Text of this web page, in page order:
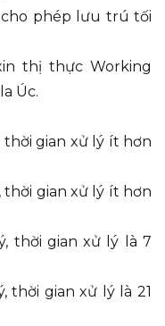
phép lưu trú tối
thị thực Working
Úc.
thời gian xử lý ít hơn
thời gian xử lý ít hơn
thời gian xử lý là 7
thời gian xử lý là 21